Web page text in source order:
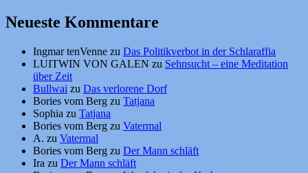
Neueste Kommentare
Ingmar tenVenne zu Das Politikverbot in der Schlaraffia
LUITWIN VON GALEN zu Sehnsucht – eine Meditation
über Zeit
Bullwai zu Das verlorene Dorf
Bories vom Berg zu Tatjana
Sophia zu Tatjana
Bories vom Berg zu Vatermal
A. zu Vatermal
Bories vom Berg zu Der Mann schläft
Ira zu Der Mann schläft